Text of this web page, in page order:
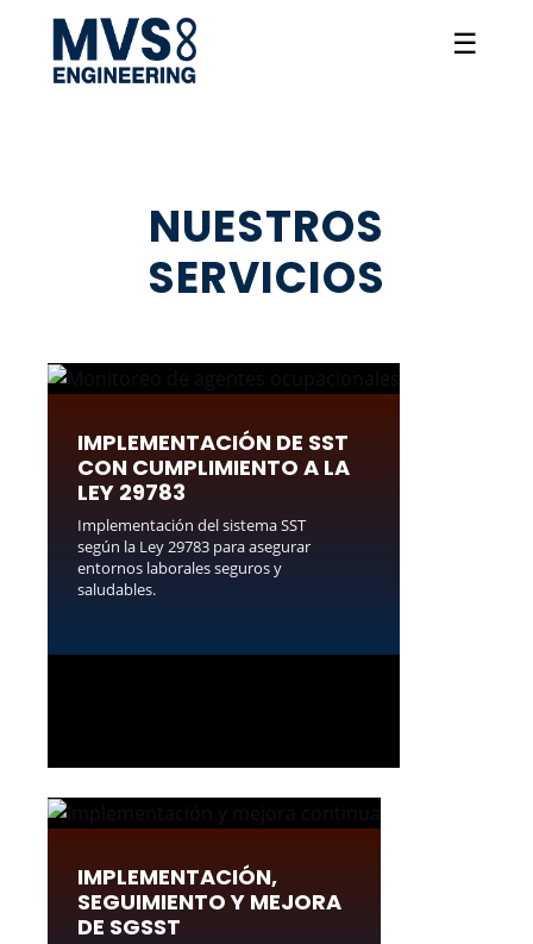
☰
NUESTROS
SERVICIOS
IMPLEMENTACIÓN DE SST
CON CUMPLIMIENTO A LA
LEY 29783
Implementación del sistema SST
según la Ley 29783 para asegurar
entornos laborales seguros y
saludables.
IMPLEMENTACIÓN,
SEGUIMIENTO Y MEJORA
DE SGSST